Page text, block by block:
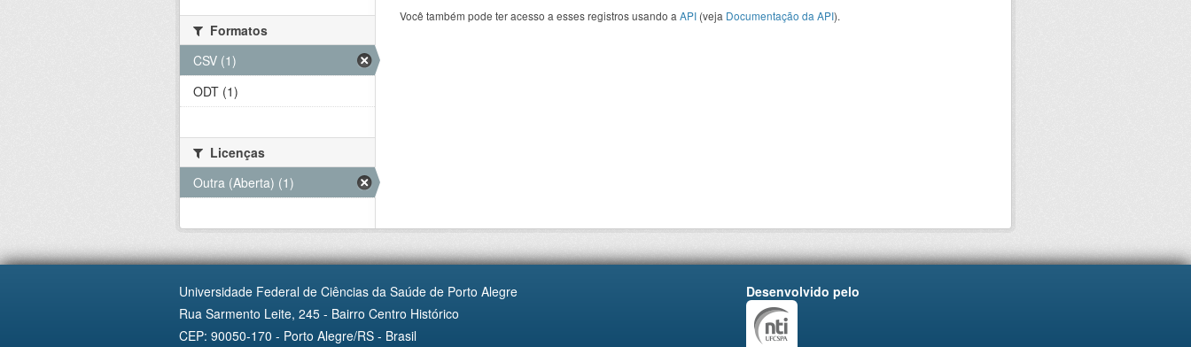
Você também pode ter acesso a esses registros usando a API (veja Documentação da API).
Formatos
CSV (1)
ODT (1)
Licenças
Outra (Aberta) (1)
Universidade Federal de Ciências da Saúde de Porto Alegre
Rua Sarmento Leite, 245 - Bairro Centro Histórico
CEP: 90050-170 - Porto Alegre/RS - Brasil
Desenvolvido pelo